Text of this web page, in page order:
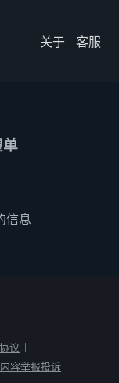
关于 客服
信息
议
容举报投诉